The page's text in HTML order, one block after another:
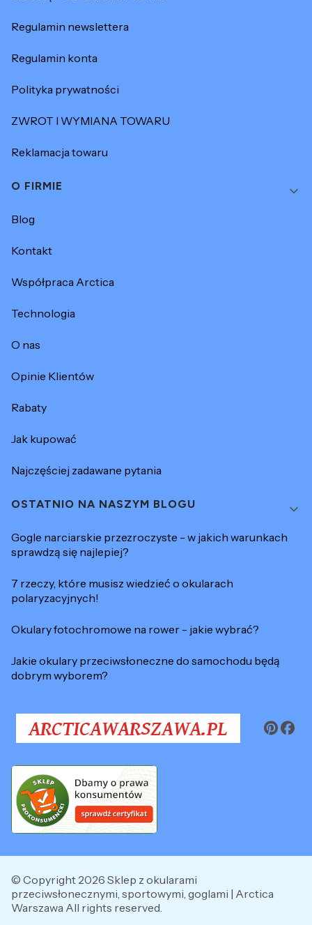
Regulamin newslettera
Regulamin konta
Polityka prywatności
ZWROT I WYMIANA TOWARU
Reklamacja towaru
O FIRMIE
Blog
Kontakt
Współpraca Arctica
Technologia
O nas
Opinie Klientów
Rabaty
Jak kupować
Najczęściej zadawane pytania
OSTATNIO NA NASZYM BLOGU
Gogle narciarskie przezroczyste - w jakich warunkach
sprawdzą się najlepiej?
7 rzeczy, które musisz wiedzieć o okularach
polaryzacyjnych!
Okulary fotochromowe na rower - jakie wybrać?
Jakie okulary przeciwsłoneczne do samochodu będą
dobrym wyborem?
© Copyright 2026 Sklep z okularami
przeciwsłonecznymi, sportowymi, goglami | Arctica
Warszawa All rights reserved.